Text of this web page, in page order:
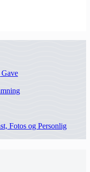
Gave
Fotos og Personlig